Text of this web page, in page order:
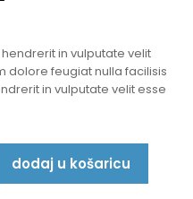
in vulputate velit
dolore feugiat nulla facilisis
in vulputate velit esse
dodaj u košaricu